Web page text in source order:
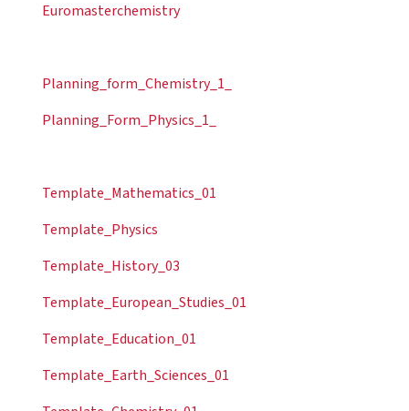
Euromasterchemistry
Planning_form_Chemistry_1_
Planning_Form_Physics_1_
Template_Mathematics_01
Template_Physics
Template_History_03
Template_European_Studies_01
Template_Education_01
Template_Earth_Sciences_01